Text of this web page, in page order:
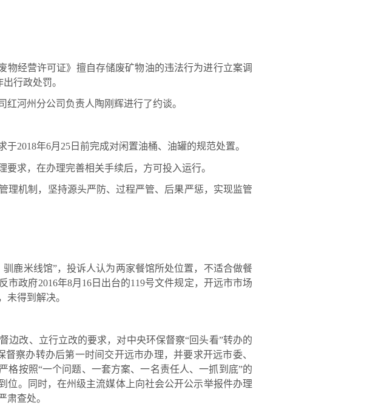
经营许可证》擅自存储废矿物油的违法行为进行立案调
行政处罚。
河州分公司负责人陶刚辉进行了约谈。
年6月25日前完成对闲置油桶、油罐的规范处置。
求，在办理完善相关手续后，方可投入运行。
机制，坚持源头严防、过程严管、后果严惩，实现监管
米线馆”，投诉人认为两家餐馆所处位置，不适合做餐
政府2016年8月16日出台的119号文件规定，开远市市场
未得到解决。
改、立行立改的要求，对中央环保督察“回头看”转办的
察办转办后第一时间交开远市办理，并要求开远市委、
格按照“一个问题、一套方案、一名责任人、一抓到底”的
位。同时，在州级主流媒体上向社会公开公示举报件办理
肃查处。